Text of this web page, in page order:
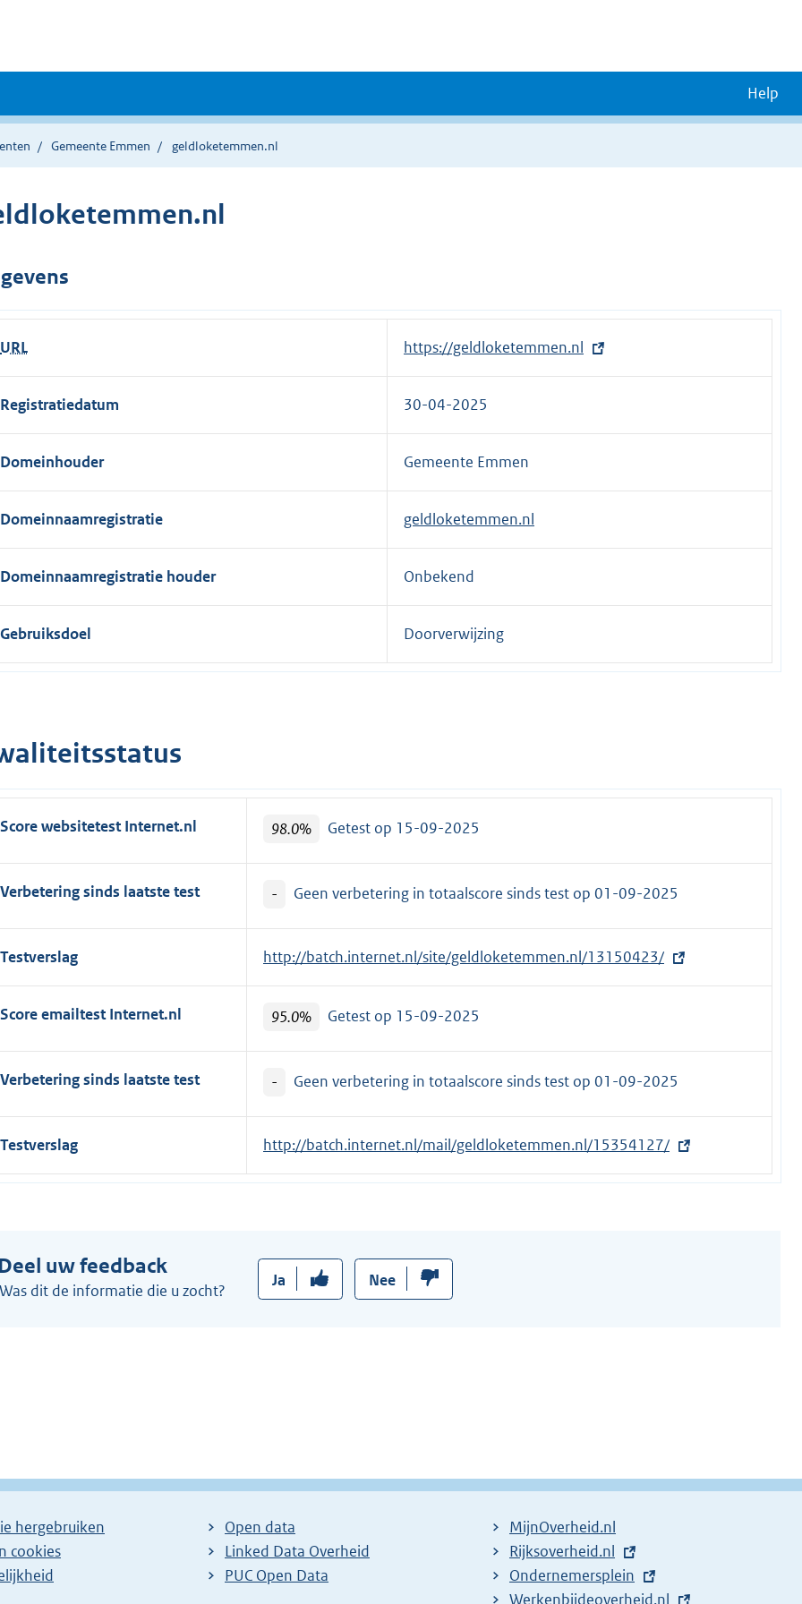
Help
Gemeente Emmen geldloketemmen.nl
URL
E
x
t
n
e
l
https://geldloketemmen.nl
Registratiedatum 30-04-2025
Domeinhouder Gemeente Emmen
Domeinnaamregistratie geldloketemmen.nl
Domeinnaamregistratie houder Onbekend
Gebruiksdoel Doorverwijzing
Score websitetest Internet.nl 98.0% Getest op 15-09-2025
Verbetering sinds laatste test - Geen verbetering in totaalscore sinds test op 01-09-2025
Testverslag
E
x
r
i
n
http://batch.internet.nl/site/geldloketemmen.nl/13150423/
Score emailtest Internet.nl 95.0% Getest op 15-09-2025
Verbetering sinds laatste test - Geen verbetering in totaalscore sinds test op 01-09-2025
Testverslag
E
x
n
http://batch.internet.nl/mail/geldloketemmen.nl/15354127/
uw feedback
Was dit de informatie die u zocht?
Ja Nee
hergebruiken
cookies
Open data
Linked Data Overheid
PUC Open Data
MijnOverheid.nl
E
x
t
Rijksoverheid.nl
E
x
Ondernemersplein
E
Werkenbijdeoverheid.nl